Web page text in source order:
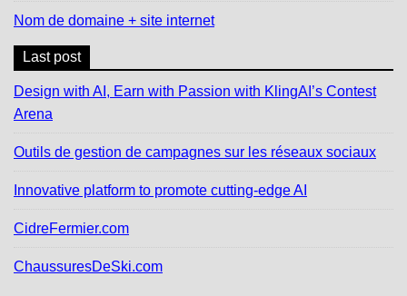
Nom de domaine + site internet
Last post
Design with AI, Earn with Passion with KlingAI’s Contest
Arena
Outils de gestion de campagnes sur les réseaux sociaux
Innovative platform to promote cutting-edge AI
CidreFermier.com
ChaussuresDeSki.com